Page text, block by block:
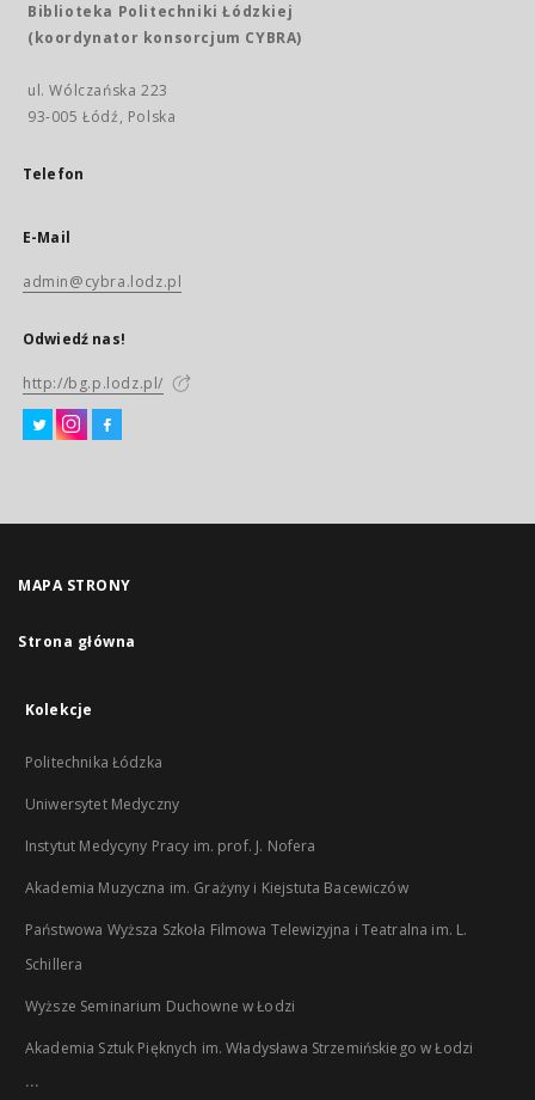
Biblioteka Politechniki Łódzkiej
(koordynator konsorcjum CYBRA)
ul. Wólczańska 223
93-005 Łódź, Polska
Telefon
E-Mail
admin@cybra.lodz.pl
Odwiedź nas!
http://bg.p.lodz.pl/
MAPA STRONY
Strona główna
Kolekcje
Politechnika Łódzka
Uniwersytet Medyczny
Instytut Medycyny Pracy im. prof. J. Nofera
Akademia Muzyczna im. Grażyny i Kiejstuta Bacewiczów
Państwowa Wyższa Szkoła Filmowa Telewizyjna i Teatralna im. L.
Schillera
Wyższe Seminarium Duchowne w Łodzi
Akademia Sztuk Pięknych im. Władysława Strzemińskiego w Łodzi
...